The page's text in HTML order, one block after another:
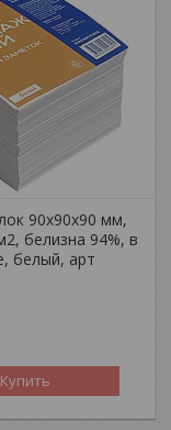
90х90х90 мм,
белизна 94%, в
белый, арт
Купить